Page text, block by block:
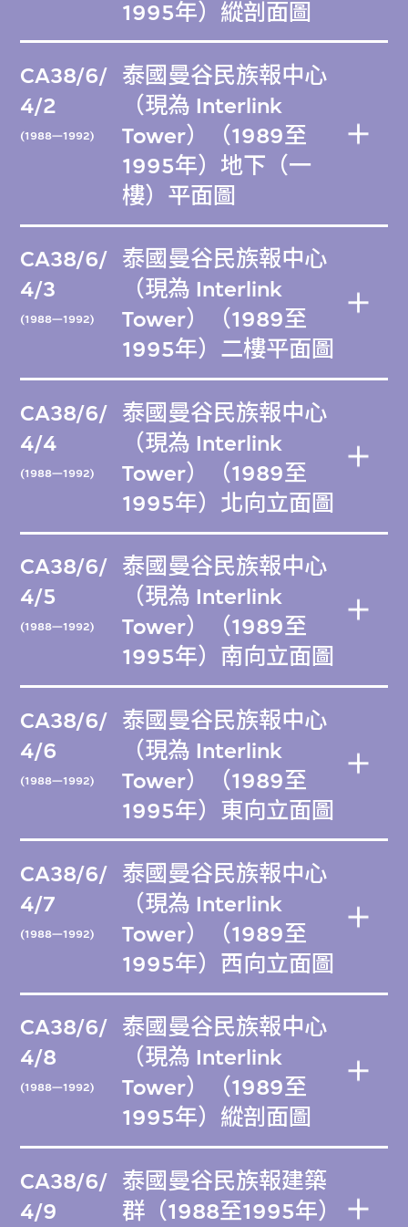
1995年）縱剖面圖
CA38/6/
4/2
(1988—1992)
泰國曼谷民族報中心
（現為 Interlink
Tower）（1989至
1995年）地下（一
樓）平面圖
CA38/6/
4/3
(1988—1992)
泰國曼谷民族報中心
（現為 Interlink
Tower）（1989至
1995年）二樓平面圖
CA38/6/
4/4
(1988—1992)
泰國曼谷民族報中心
（現為 Interlink
Tower）（1989至
1995年）北向立面圖
CA38/6/
4/5
(1988—1992)
泰國曼谷民族報中心
（現為 Interlink
Tower）（1989至
1995年）南向立面圖
CA38/6/
4/6
(1988—1992)
泰國曼谷民族報中心
（現為 Interlink
Tower）（1989至
1995年）東向立面圖
CA38/6/
4/7
(1988—1992)
泰國曼谷民族報中心
（現為 Interlink
Tower）（1989至
1995年）西向立面圖
CA38/6/
4/8
(1988—1992)
泰國曼谷民族報中心
（現為 Interlink
Tower）（1989至
1995年）縱剖面圖
CA38/6/
4/9
泰國曼谷民族報建築
群（1988至1995年）